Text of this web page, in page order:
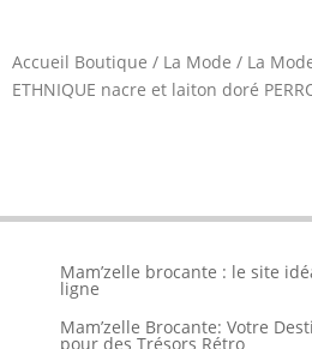
Accueil Boutique / La Mode / La
ETHNIQUE nacre et laiton doré
Mam’zelle brocante : le site
ligne
Mam’zelle Brocante: Votre
pour des Trésors Rétro